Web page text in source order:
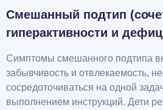
Смешанный подтип
гиперактивности и
Симптомы смешанного подтипа
забывчивость и отвлекаемость,
сосредоточиваться на одной
выполнением инструкций. Дети